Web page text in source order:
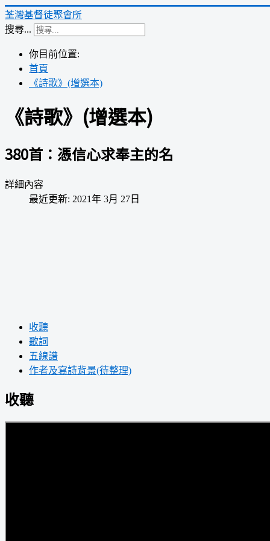
荃灣基督徒聚會所
搜尋...
你目前位置:
首頁
《詩歌》(增選本)
《詩歌》(增選本)
380首：憑信心求奉主的名
詳細內容
最近更新: 2021年 3月 27日
收聽
歌詞
五線譜
作者及寫詩背景(待整理)
收聽